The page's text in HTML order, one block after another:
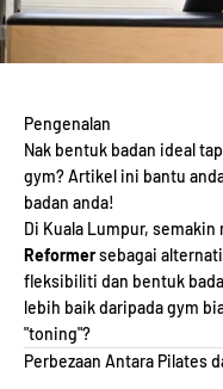
Pengenalan
Nak bentuk badan ideal
gym? Artikel ini bantu
badan anda!
Di Kuala Lumpur,
Reformersebagai
fleksibiliti dan bentuk
lebih baik daripada gym
"toning"?
Perbezaan Antara Pilates